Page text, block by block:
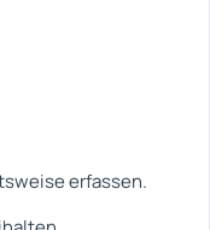
erfassen.